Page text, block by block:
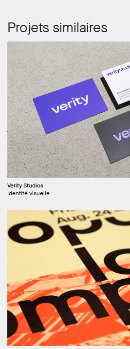
Projets similaires
Verity Studios
Identité visuelle